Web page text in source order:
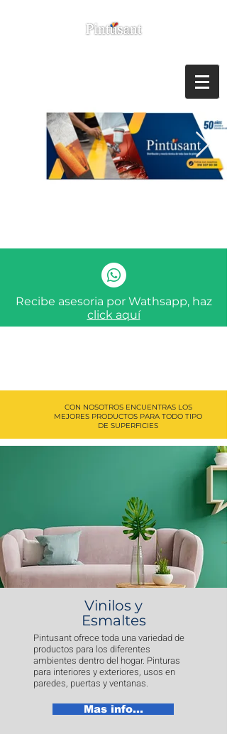
Recibe asesoria por Wathsapp, haz
click aquí
CON NOSOTROS ENCUENTRAS LOS
MEJORES PRODUCTOS PARA TODO TIPO
DE SUPERFICIES
Vinilos y
Esmaltes
Pintusant ofrece toda una variedad de
productos para los diferentes
ambientes dentro del hogar. Pinturas
para interiores y exteriores, usos en
paredes, puertas y ventanas.
Mas info...